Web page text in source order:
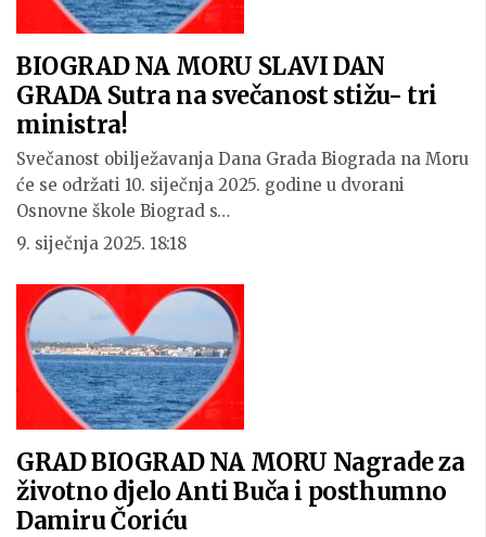
BIOGRAD NA MORU SLAVI DAN
GRADA Sutra na svečanost stižu- tri
ministra!
Svečanost obilježavanja Dana Grada Biograda na Moru
će se održati 10. siječnja 2025. godine u dvorani
Osnovne škole Biograd s…
9. siječnja 2025. 18:18
GRAD BIOGRAD NA MORU Nagrade za
životno djelo Anti Buča i posthumno
Damiru Čoriću